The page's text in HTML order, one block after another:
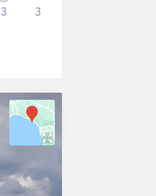
3 3